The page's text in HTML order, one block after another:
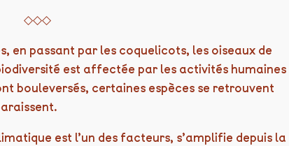
◇◇◇
en passant par les coquelicots, les oiseaux de
est affectée par les activités humaines
bouleversés, certaines espèces se retrouvent
est l’un des facteurs, s’amplifie depuis la